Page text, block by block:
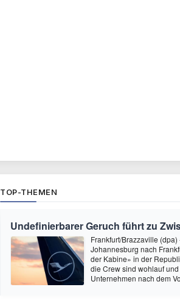
TOP-THEMEN
Undefinierbarer Geruch führt zu
Frankfurt/Brazzaville
Johannesburg nach
der Kabine» in der
die Crew sind wohlauf
Unternehmen nach dem